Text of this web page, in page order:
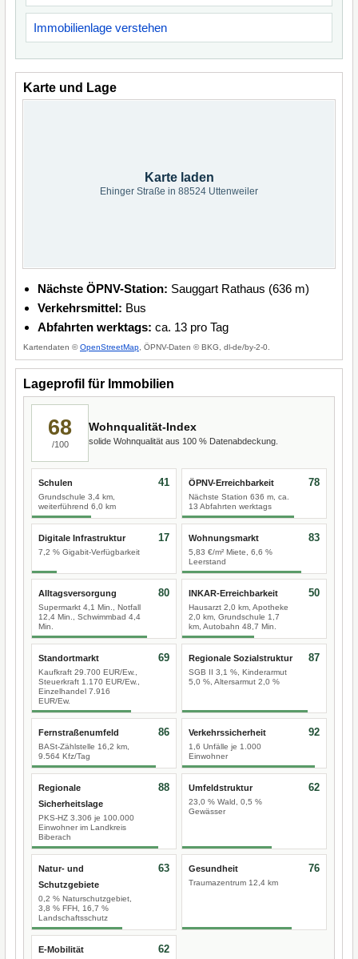
Immobilienlage verstehen
Karte und Lage
Karte laden
Ehinger Straße in 88524 Uttenweiler
Nächste ÖPNV-Station: Sauggart Rathaus (636 m)
Verkehrsmittel: Bus
Abfahrten werktags: ca. 13 pro Tag
Kartendaten ©OpenStreetMap , ÖPNV-Daten © BKG, dl-de/by-2-0.
Lageprofil für Immobilien
68
/100
Wohnqualität-Index
solide Wohnqualität aus 100 % Datenabdeckung.
Schulen
Grundschule 3,4 km,
weiterführend 6,0 km
41 ÖPNV-Erreichbarkeit
Nächste Station 636 m, ca.
13 Abfahrten werktags
78
Digitale Infrastruktur
7,2 % Gigabit-Verfügbarkeit
17 Wohnungsmarkt
5,83 €/m² Miete, 6,6 %
Leerstand
83
Alltagsversorgung
Supermarkt 4,1 Min., Notfall
12,4 Min., Schwimmbad 4,4
Min.
80 INKAR-Erreichbarkeit
Hausarzt 2,0 km, Apotheke
2,0 km, Grundschule 1,7
km, Autobahn 48,7 Min.
50
Standortmarkt
Kaufkraft 29.700 EUR/Ew.,
Steuerkraft 1.170 EUR/Ew.,
Einzelhandel 7.916
EUR/Ew.
69 Regionale Sozialstruktur
SGB II 3,1 %, Kinderarmut
5,0 %, Altersarmut 2,0 %
87
Fernstraßenumfeld
BASt-Zählstelle 16,2 km,
9.564 Kfz/Tag
86 Verkehrssicherheit
1,6 Unfälle je 1.000
Einwohner
92
Regionale
Sicherheitslage
PKS-HZ 3.306 je 100.000
Einwohner im Landkreis
Biberach
88 Umfeldstruktur
23,0 % Wald, 0,5 %
Gewässer
62
Natur- und
Schutzgebiete
0,2 % Naturschutzgebiet,
3,8 % FFH, 16,7 %
Landschaftsschutz
63 Gesundheit
Traumazentrum 12,4 km
76
E-Mobilität 62